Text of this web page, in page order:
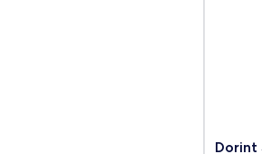
Dorint
Dorint